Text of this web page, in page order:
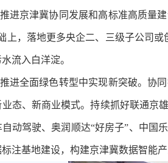
进京津冀协同发展和高标准高质量
上，落地更多央企二、三级子公司
流入白洋淀。
进全面绿色转型中实现新突破。协
态、新商业模式。持续抓好联通京
动驾驶、奥润顺达“好房子”、中国
注基地建设，构建京津冀数据智能